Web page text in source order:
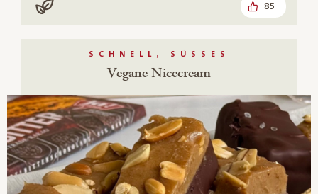
Vegan 85
SCHNELL, SÜSSES
Vegane Nicecream